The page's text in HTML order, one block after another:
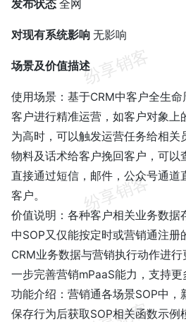
发布状态 全网
对现有系统影响 无影响
场景及价值描述
使用场景：基于CRM中客户全生
客户进行精准运营，如客户对象上
为高时，可以触发运营任务给相关
物料及话术给客户挽回客户，可以
直接通过短信，邮件，公众号通道
客户。
价值说明：各种客户相关业务数据
中SOP又仅能按定时或营销通注册
CRM业务数据与营销执行动作进
一步完善营销mPaaS能力，支持更
功能介绍：营销通各场景SOP中，
保存行为后获取SOP相关函数示例